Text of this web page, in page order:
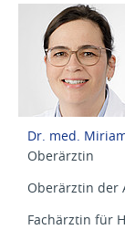
Dr. med.
Oberärztin
Oberärztin der
Fachärztin für